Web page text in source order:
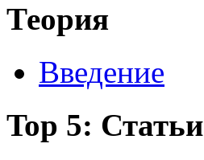
Теория
Введение
Top 5: Статьи